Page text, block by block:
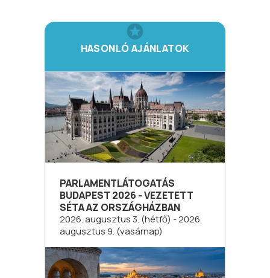
HASONLÓ AJÁNLATOK
PARLAMENTLÁTOGATÁS
BUDAPEST 2026 - VEZETETT
SÉTA AZ ORSZÁGHÁZBAN
2026. augusztus 3. (hétfő) - 2026.
augusztus 9. (vasárnap)